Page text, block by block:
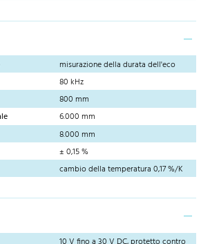
misurazione della durata dell'eco
80 kHz
800 mm
6.000 mm
8.000 mm
± 0,15 %
cambio della temperatura 0,17 %/K